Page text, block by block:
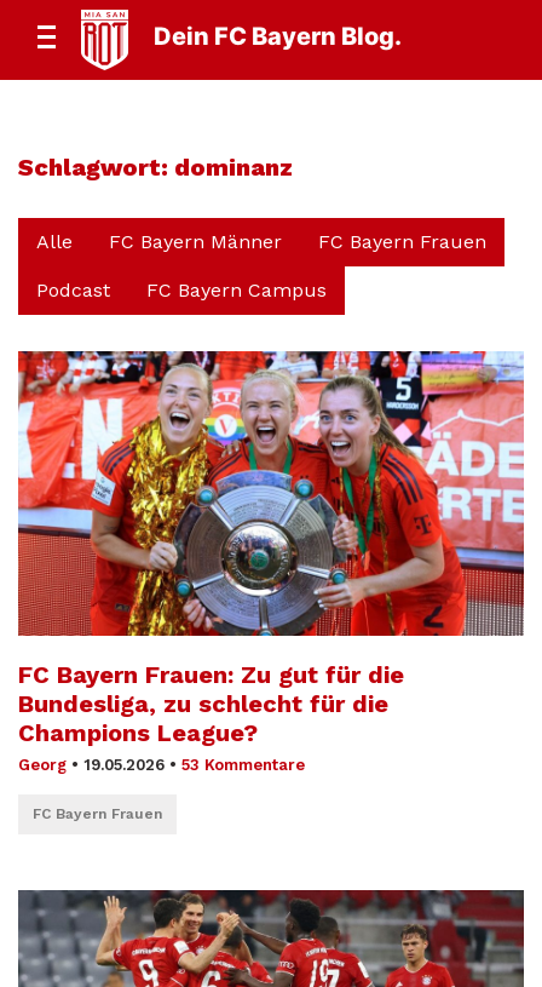
Dein FC Bayern Blog.
Schlagwort: dominanz
Alle FC Bayern Männer FC Bayern Frauen
Podcast FC Bayern Campus
FC Bayern Frauen: Zu gut für die
Bundesliga, zu schlecht für die
Champions League?
Georg • 19.05.2026 • 53 Kommentare
FC Bayern Frauen